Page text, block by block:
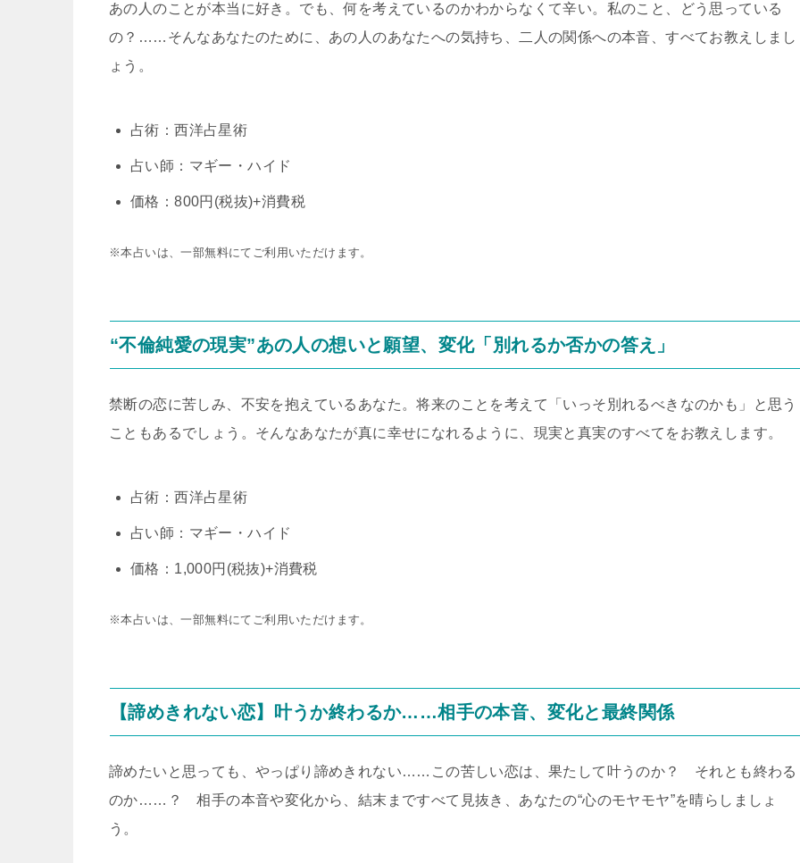
あの人のことが本当に好き。でも、何を考えているのかわからなくて辛い。私のこと、どう思っている
の？……そんなあなたのために、あの人のあなたへの気持ち、二人の関係への本音、すべてお教えしまし
ょう。
占術：西洋占星術
占い師：マギー・ハイド
価格：800円(税抜)+消費税
※本占いは、一部無料にてご利用いただけます。
“不倫純愛の現実”あの人の想いと願望、変化「別れるか否かの答え」
禁断の恋に苦しみ、不安を抱えているあなた。将来のことを考えて「いっそ別れるべきなのかも」と思う
こともあるでしょう。そんなあなたが真に幸せになれるように、現実と真実のすべてをお教えします。
占術：西洋占星術
占い師：マギー・ハイド
価格：1,000円(税抜)+消費税
※本占いは、一部無料にてご利用いただけます。
【諦めきれない恋】叶うか終わるか……相手の本音、変化と最終関係
諦めたいと思っても、やっぱり諦めきれない……この苦しい恋は、果たして叶うのか？ それとも終わる
のか……？ 相手の本音や変化から、結末まですべて見抜き、あなたの“心のモヤモヤ”を晴らしましょ
う。